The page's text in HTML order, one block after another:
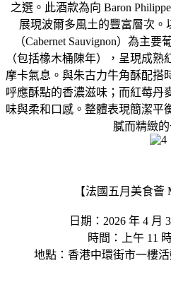
之選。此酒款為向 Baron
展現波爾多風土的豐富層次。
（Cabernet Sauvignon）為主
（包括橡木桶陳年），呈現成
摩卡氣息。與朱古力牛角酥配搭
呼應酥點的香濃滋味；而紅莓丹
味與柔和口感。整體表現簡潔平
膩而精緻的
【法國五月美食薈
日期：2026 年 4 月
時間：上午 11
地點：香港中環街市一樓